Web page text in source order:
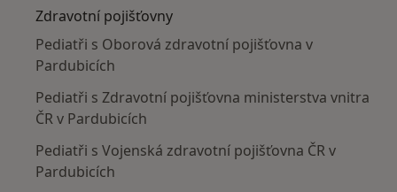
Zdravotní pojišťovny
Pediatři s Oborová zdravotní pojišťovna v
Pardubicích
Pediatři s Zdravotní pojišťovna ministerstva vnitra
ČR v Pardubicích
Pediatři s Vojenská zdravotní pojišťovna ČR v
Pardubicích